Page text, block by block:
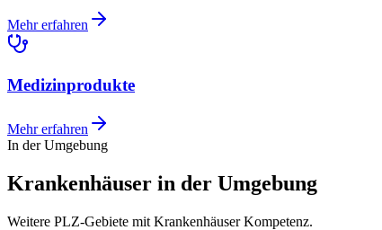
Mehr erfahren
Medizinprodukte
Mehr erfahren
In der Umgebung
Krankenhäuser in der Umgebung
Weitere PLZ-Gebiete mit Krankenhäuser Kompetenz.